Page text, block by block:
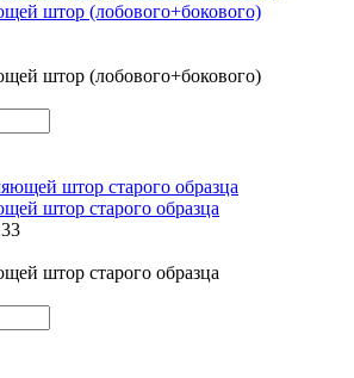
штор (лобового+бокового)
штор (лобового+бокового)
штор старого образца
штор старого образца